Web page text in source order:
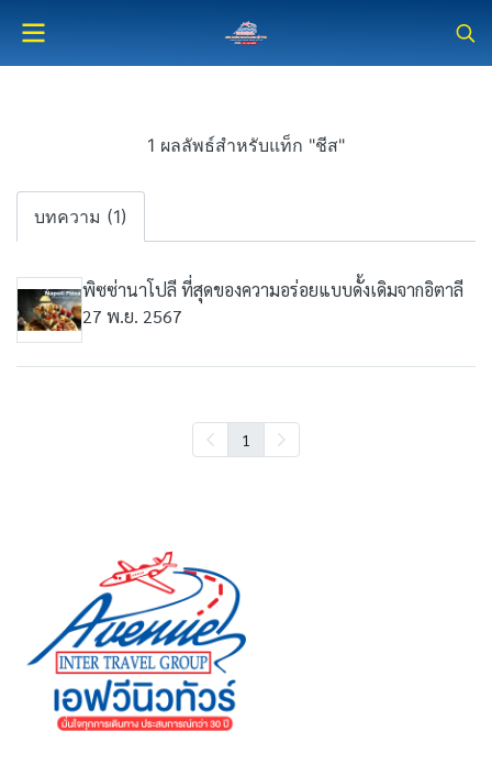
1 ผลลัพธ์สำหรับแท็ก "ชีส"
บทความ (1)
พิซซ่านาโปลี ที่สุดของความอร่อยแบบดั้งเดิมจากอิตาลี
27 พ.ย. 2567
1